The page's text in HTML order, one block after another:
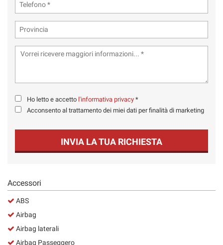
Ho letto e accetto l'informativa privacy *
Acconsento al trattamento dei miei dati per finalità di marketing
INVIA LA TUA RICHIESTA
Accessori
ABS
Airbag
Airbag laterali
Airbag Passeggero